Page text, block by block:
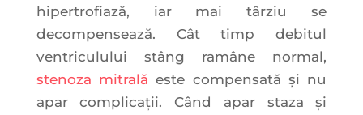
hipertrofiază, iar mai târziu se
decompensează. Cât timp debitul
ventriculului stâng ramâne normal,
stenoza mitrală este compensată și nu
apar complicații. Când apar staza și